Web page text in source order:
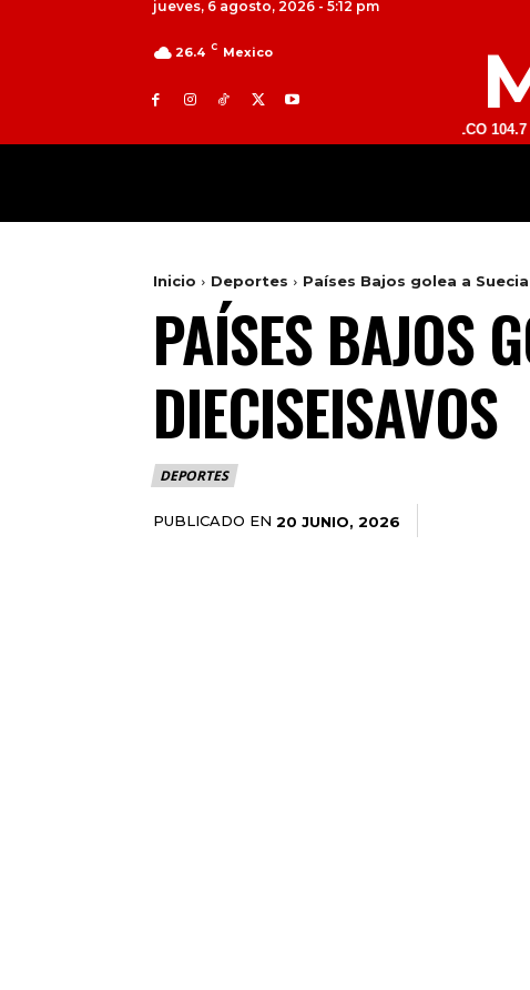
jueves, 6 agosto, 2026 - 5:12 pm
26.4 C Mexico
TOLUCA 98.9 FM | ATLACOMULCO 104.7 FM |
Inicio Deportes Países Bajos golea a
PAÍSES BAJOS
DIECISEISAVOS
DEPORTES
PUBLICADO EN 20 JUNIO, 2026